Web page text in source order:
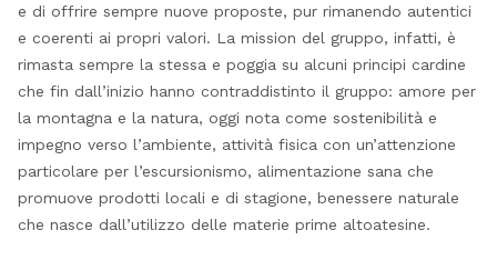
e di offrire sempre nuove proposte, pur rimanendo autentici
e coerenti ai propri valori. La mission del gruppo, infatti, è
rimasta sempre la stessa e poggia su alcuni principi cardine
che fin dall’inizio hanno contraddistinto il gruppo: amore per
la montagna e la natura, oggi nota come sostenibilità e
impegno verso l’ambiente, attività fisica con un’attenzione
particolare per l’escursionismo, alimentazione sana che
promuove prodotti locali e di stagione, benessere naturale
che nasce dall’utilizzo delle materie prime altoatesine.